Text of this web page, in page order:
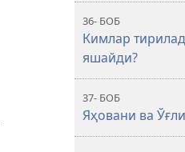
36- БОБ
Кимлар
яшайди?
37- БОБ
Яҳовани ва